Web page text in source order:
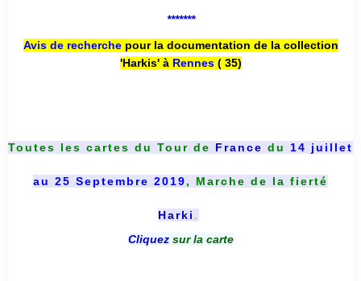
*******
Avis de recherche pour la documentation de la collection
'Harkis' à Rennes( 35)
Toutes les cartes du Tour de France du 14 juillet
au 25 Septembre 2019, Marche de la fierté
Harki
Cliquez sur la carte